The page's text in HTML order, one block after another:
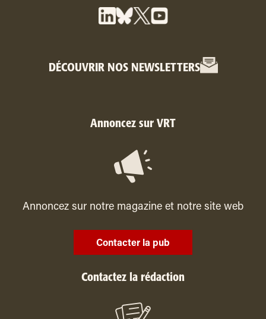
DÉCOUVRIR NOS NEWSLETTERS
Annoncez sur VRT
Annoncez sur notre magazine et notre site web
Contacter la pub
Contactez la rédaction